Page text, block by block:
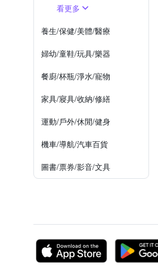
看更多
養生/保健/美體/醫療
婦幼/童鞋/玩具/樂器
餐廚/杯瓶/淨水/寵物
家具/寢具/收納/修繕
運動/戶外/休閒/健身
機車/導航/汽車百貨
圖書/票券/影音/文具